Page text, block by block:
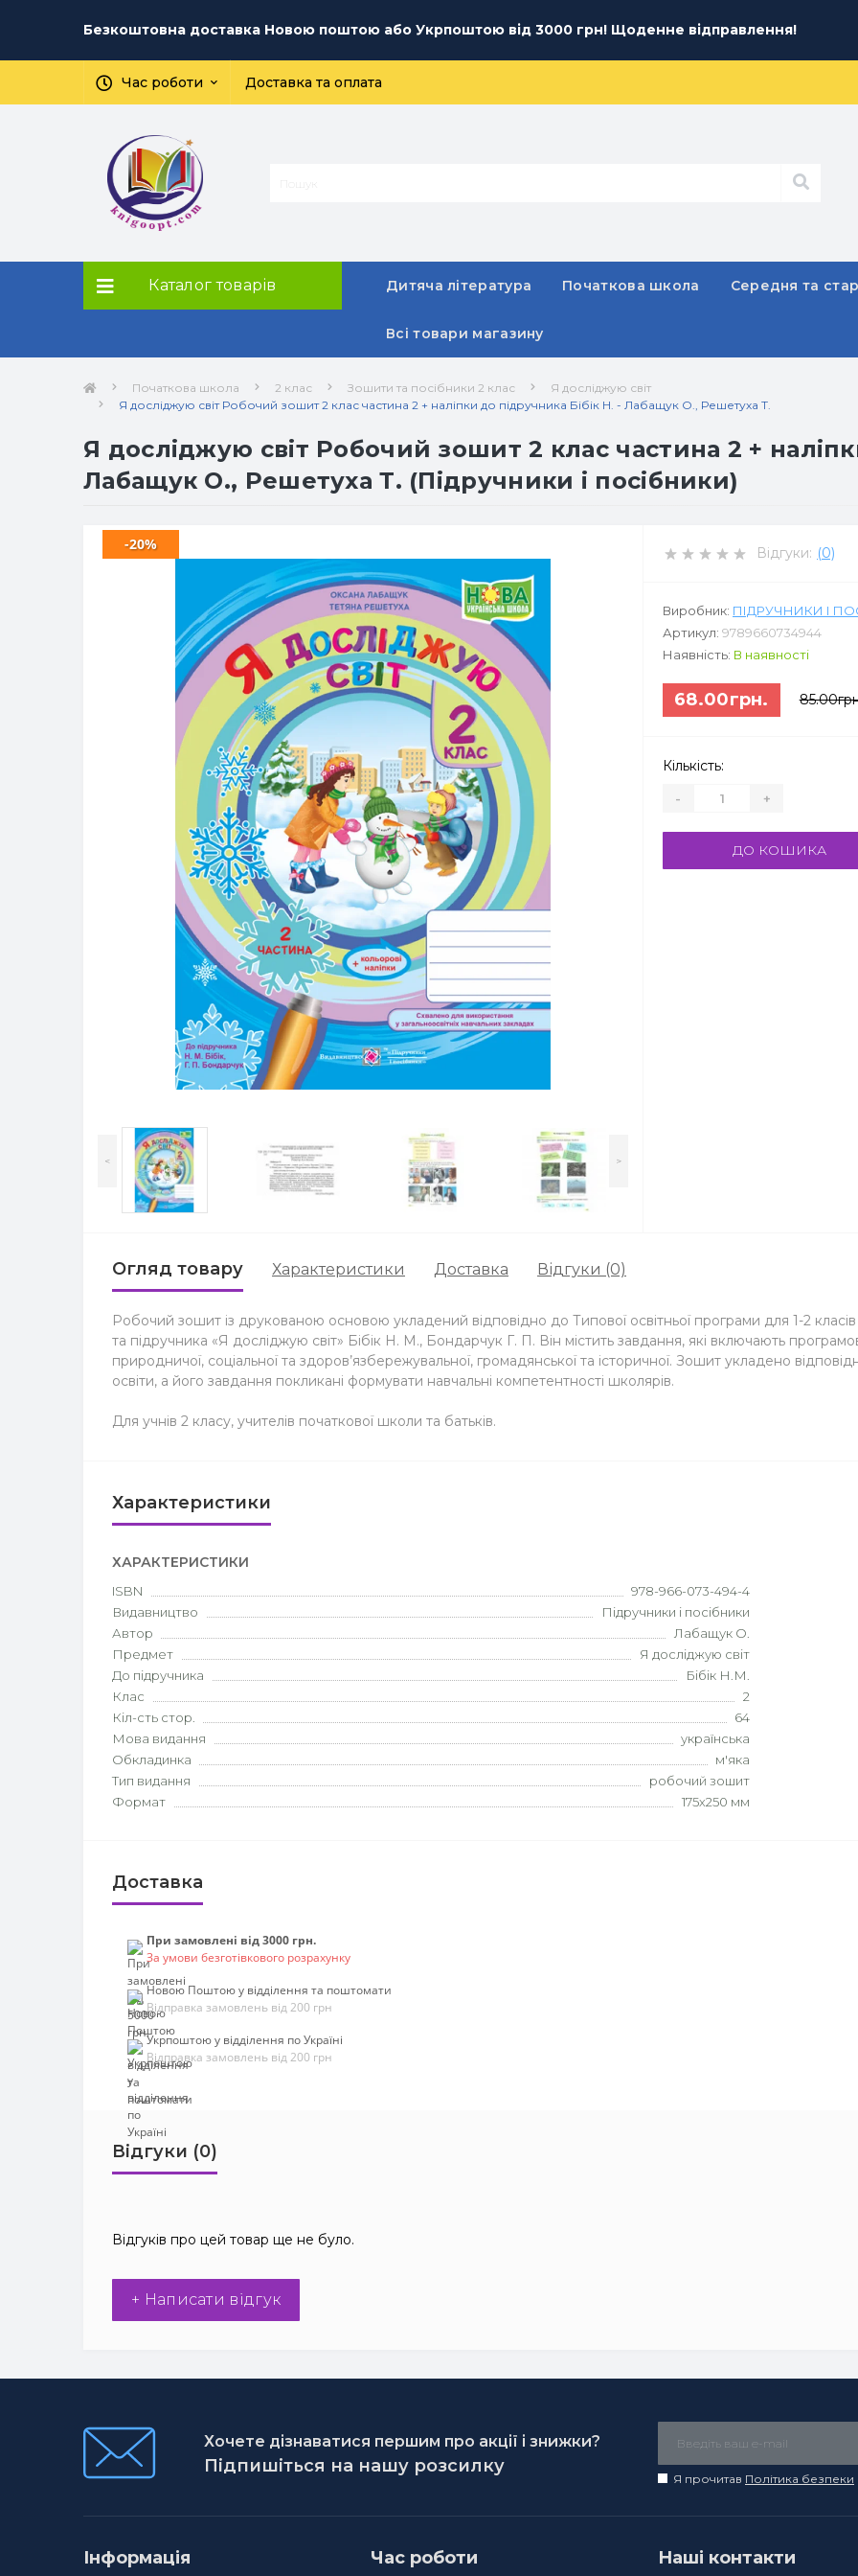
Безкоштовна доставка Новою поштою або Укрпоштою від 3000 грн! Щоденне відправлення!
Час роботи Доставка та оплата
Каталог товарів Дитяча література Початкова школа Середня та
Всі товари магазину
Початкова школа 2 клас Зошити та посібники 2 клас
Я досліджую світ
Я досліджую світ Робочий зошит 2 клас частина 2 + наліпки до підручника Бібік Н. - Лабащук О., Решетуха Т.
Я досліджую світ Робочий зошит 2 клас частина 2 +
Лабащук О., Решетуха Т. (Підручники і посібники)
-20%
< >
Відгуки: (0)
Виробник: ПІДРУЧНИКИ І
Артикул: 9789660734944
Наявність: В наявності
68.00грн.
Кількість:
- +
ДО КОШИКА
Огляд товару Характеристики Доставка Відгуки (0)
Робочий зошит із друкованою основою укладений відповідно до Типової освітньої програми для 1-2 класів
та підручника «Я досліджую світ» Бібік Н. М., Бондарчук Г. П. Він містить завдання, які включають
природничої, соціальної та здоров’язбережувальної, громадянської та історичної. Зошит укладено
освіти, а його завдання покликані формувати навчальні компетентності школярів.
Для учнів 2 класу, учителів початкової школи та батьків.
Характеристики
ХАРАКТЕРИСТИКИ
ISBN
978-966-073-494-4
Видавництво
Підручники і посібники
Автор
Лабащук О.
Предмет
Я досліджую світ
До підручника
Бібік Н.М.
Клас
2
Кіл-сть стор.
64
Мова видання
українська
Обкладинка
м'яка
Тип видання
робочий зошит
Формат
175х250 мм
Доставка
При замовлені від 3000 грн.
За умови безготівкового розрахунку
Новою Поштою у відділення та поштомати
Відправка замовлень від 200 грн
Укрпоштою у відділення по Україні
Відправка замовлень від 200 грн
Відгуки (0)
Відгуків про цей товар ще не було.
+ Написати відгук
Хочете дізнаватися першим про акції і знижки?
Підпишіться на нашу розсилку
Я прочитав Політика безпеки
Інформація Час роботи Наші контакти